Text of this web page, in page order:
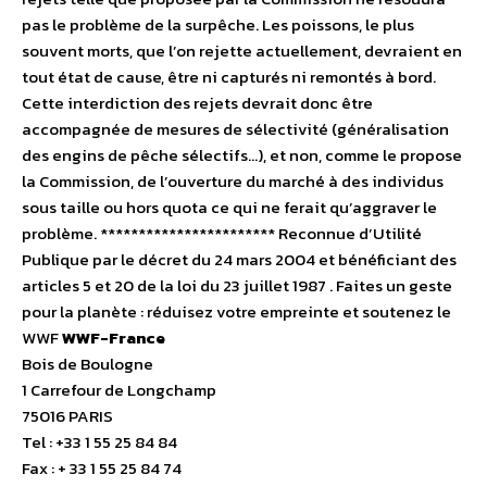
pas le problème de la surpêche. Les poissons, le plus
souvent morts, que l’on rejette actuellement, devraient en
tout état de cause, être ni capturés ni remontés à bord.
Cette interdiction des rejets devrait donc être
accompagnée de mesures de sélectivité (généralisation
des engins de pêche sélectifs…), et non, comme le propose
la Commission, de l’ouverture du marché à des individus
sous taille ou hors quota ce qui ne ferait qu’aggraver le
problème. *********************** Reconnue d’Utilité
Publique par le décret du 24 mars 2004 et bénéficiant des
articles 5 et 20 de la loi du 23 juillet 1987 . Faites un geste
pour la planète : réduisez votre empreinte et soutenez le
WWFWWF-France
Bois de Boulogne
1 Carrefour de Longchamp
75016 PARIS
Tel : +33 1 55 25 84 84
Fax : + 33 1 55 25 84 74